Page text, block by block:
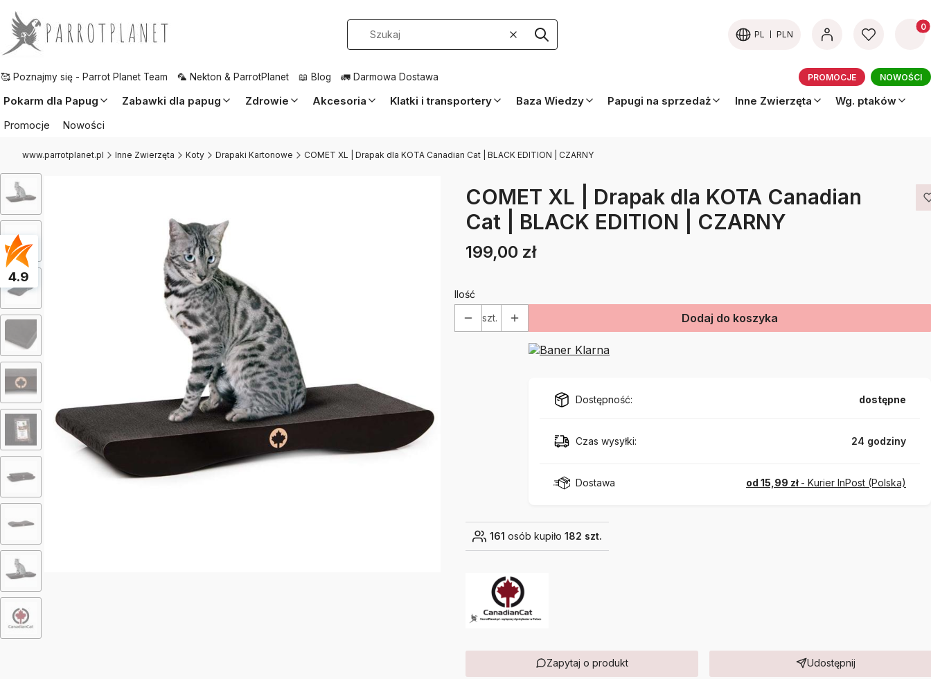
WyczyśćSzukaj PL PLN
🥰 Poznajmy się - Parrot Planet Team 🦜 Nekton & ParrotPlanet 📖 Blog 🚛 Darmowa Dostawa PROMOCJE NOWOŚCI
Pokarm dla Papug Zabawki dla papug Zdrowie Akcesoria Klatki i transportery Baza Wiedzy Papugi na sprzedaż Inne Zwierzęta
Wg. ptaków
Promocje
Nowości
www.parrotplanet.pl Inne Zwierzęta Koty Drapaki Kartonowe COMET XL | Drapak dla KOTA Canadian Cat | BLACK EDITION | CZARNY
COMET XL | Drapak dla KOTA Canadian
Cat | BLACK EDITION | CZARNY
Etykiety
Cena
199,00 zł
Ilość
szt.
Dodaj do koszyka
Dostępność: dostępne
Czas wysyłki: 24 godziny
Dostawa od 15,99 zł - Kurier InPost (Polska)
161 osób kupiło 182 szt.
Zapytaj o produkt Udostępnij
4.9